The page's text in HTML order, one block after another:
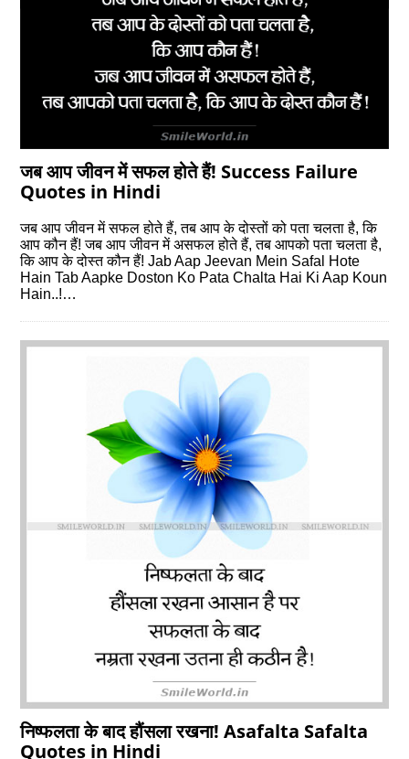
जब आप जीवन में सफल होते हैं! Success Failure
Quotes in Hindi
जब आप जीवन में सफल होते हैं, तब आप के दोस्तों को पता चलता है, कि
आप कौन हैं! जब आप जीवन में असफल होते हैं, तब आपको पता चलता है,
कि आप के दोस्त कौन हैं! Jab Aap Jeevan Mein Safal Hote
Hain Tab Aapke Doston Ko Pata Chalta Hai Ki Aap Koun
Hain..!…
निष्फलता के बाद हौंसला रखना! Asafalta Safalta
Quotes in Hindi